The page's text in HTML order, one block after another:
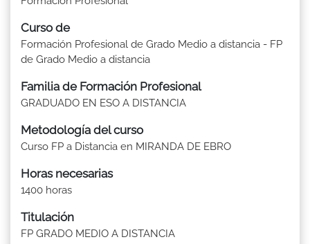
Curso de
Formación Profesional de Grado Medio a distancia - FP
de Grado Medio a distancia
Familia de Formación Profesional
GRADUADO EN ESO A DISTANCIA
Metodología del curso
Curso FP a Distancia en MIRANDA DE EBRO
Horas necesarias
1400 horas
Titulación
FP GRADO MEDIO A DISTANCIA